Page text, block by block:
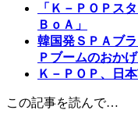
「Ｋ－ＰＯＰス
ＢｏＡ」
韓国発ＳＰＡブ
Ｐブームのおかげ
Ｋ－ＰＯＰ、日
この記事を読んで…